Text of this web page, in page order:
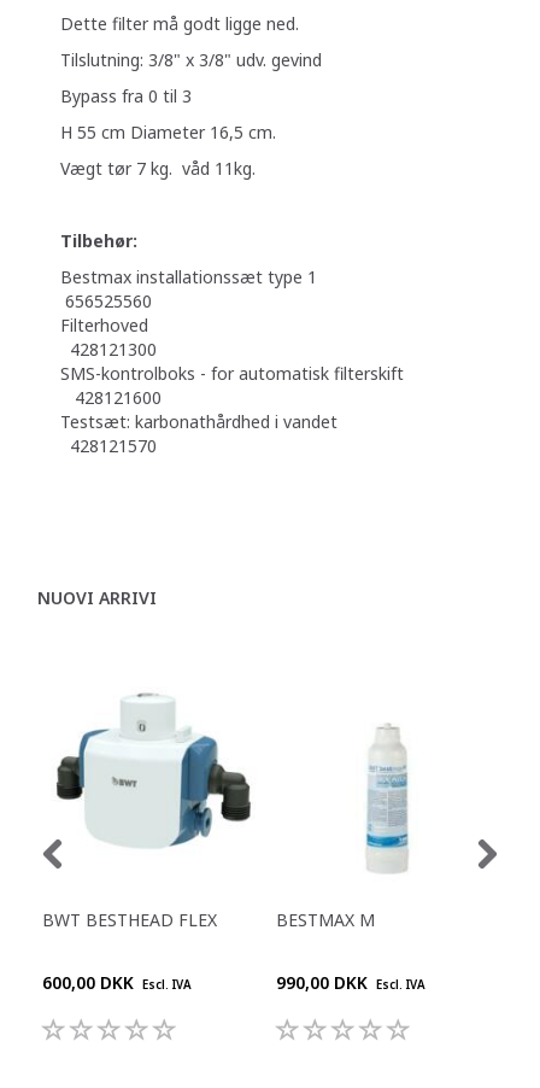
Dette filter må godt ligge ned.
Tilslutning: 3/8" x 3/8" udv. gevind
Bypass fra 0 til 3
H 55 cm Diameter 16,5 cm.
Vægt tør 7 kg. våd 11kg.
Tilbehør:
Bestmax installationssæt type 1
656525560
Filterhoved
428121300
SMS-kontrolboks - for automatisk filterskift
428121600
Testsæt: karbonathårdhed i vandet
428121570
NUOVI ARRIVI
BWT BESTHEAD FLEX
600,00 DKK Escl. IVA
BESTMAX M
990,00 DKK Escl. IVA